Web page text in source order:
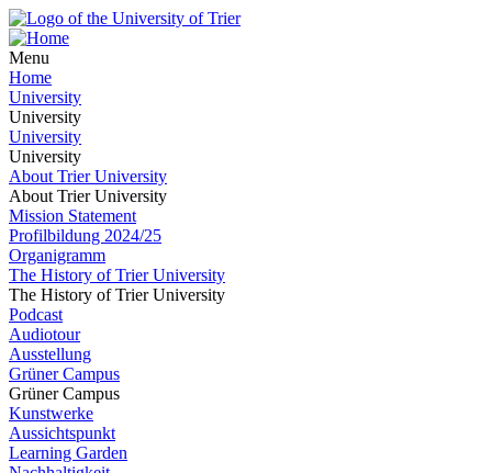
Menu
Home
University
University
University
University
About Trier University
About Trier University
Mission Statement
Profilbildung 2024/25
Organigramm
The History of Trier University
The History of Trier University
Podcast
Audiotour
Ausstellung
Grüner Campus
Grüner Campus
Kunstwerke
Aussichtspunkt
Learning Garden